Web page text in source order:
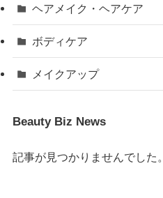
ヘアメイク・ヘアケア
ボディケア
メイクアップ
Beauty Biz News
記事が見つかりませんでした。